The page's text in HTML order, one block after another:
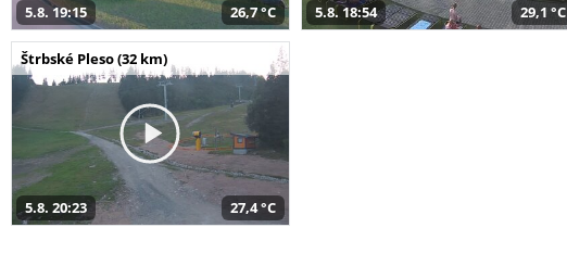
5.8. 19:15 26,7 °C 5.8. 18:54 29,1 °C
Štrbské Pleso (32 km)
5.8. 20:23 27,4 °C